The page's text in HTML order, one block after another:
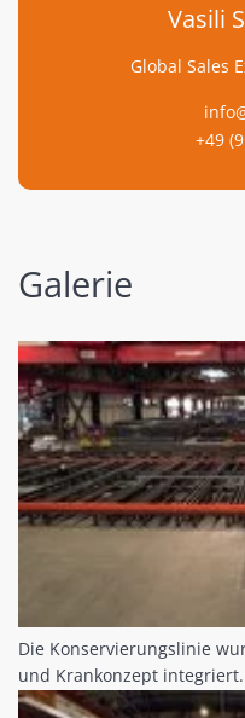
Vasili
Global Sales
+49
Galerie
Die Konservierungslinie
und Krankonzept integriert.